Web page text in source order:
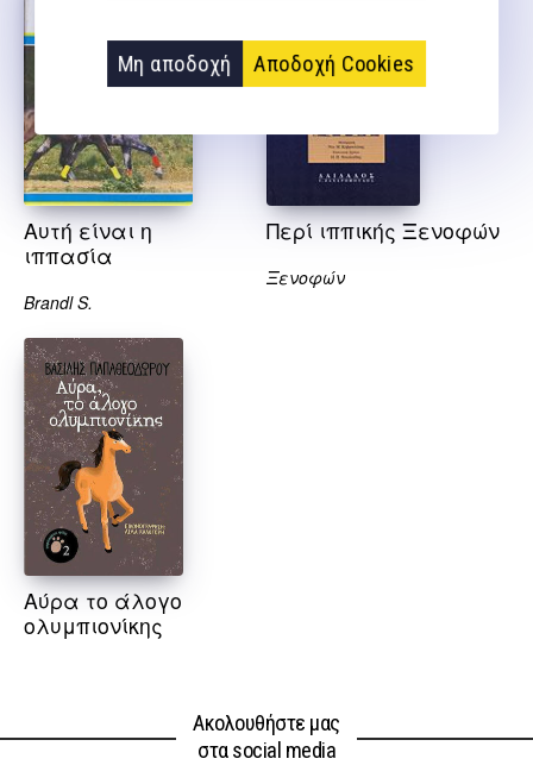
Μη αποδοχή Αποδοχή Cookies
Αυτή είναι η
ιππασία
Brandl S.
Περί ιππικής Ξενοφών
Ξενοφών
Αύρα το άλογο
ολυμπιονίκης
Ακολουθήστε μας
στα social media